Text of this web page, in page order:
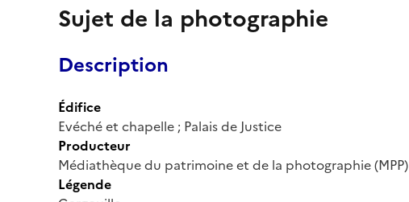
Sujet de la photographie
Description
Édifice
Evéché et chapelle ; Palais de Justice
Producteur
Médiathèque du patrimoine et de la photographie (MPP)
Légende